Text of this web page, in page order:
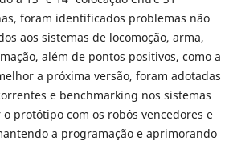
foram identificados problemas não
aos sistemas de locomoção, arma,
além de pontos positivos, como a
a próxima versão, foram adotadas
e benchmarking nos sistemas
protótipo com os robôs vencedores e
a programação e aprimorando